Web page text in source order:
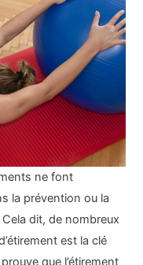
ne font
la prévention ou la
dit, de nombreux
est la clé
que l’étirement